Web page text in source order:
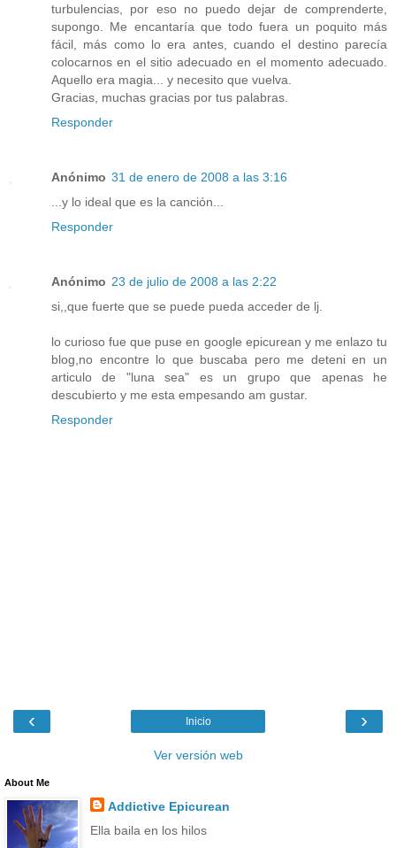
turbulencias, por eso no puedo dejar de comprenderte,
supongo. Me encantaría que todo fuera un poquito más
fácil, más como lo era antes, cuando el destino parecía
colocarnos en el sitio adecuado en el momento adecuado.
Aquello era magia... y necesito que vuelva.
Gracias, muchas gracias por tus palabras.
Responder
Anónimo 31 de enero de 2008 a las 3:16
...y lo ideal que es la canción...
Responder
Anónimo 23 de julio de 2008 a las 2:22
si,,que fuerte que se puede pueda acceder de lj.
lo curioso fue que puse en google epicurean y me enlazo tu
blog,no encontre lo que buscaba pero me deteni en un
articulo de "luna sea" es un grupo que apenas he
descubierto y me esta empesando am gustar.
Responder
‹ ›
Inicio
Ver versión web
About Me
Addictive Epicurean
Ella baila en los hilos